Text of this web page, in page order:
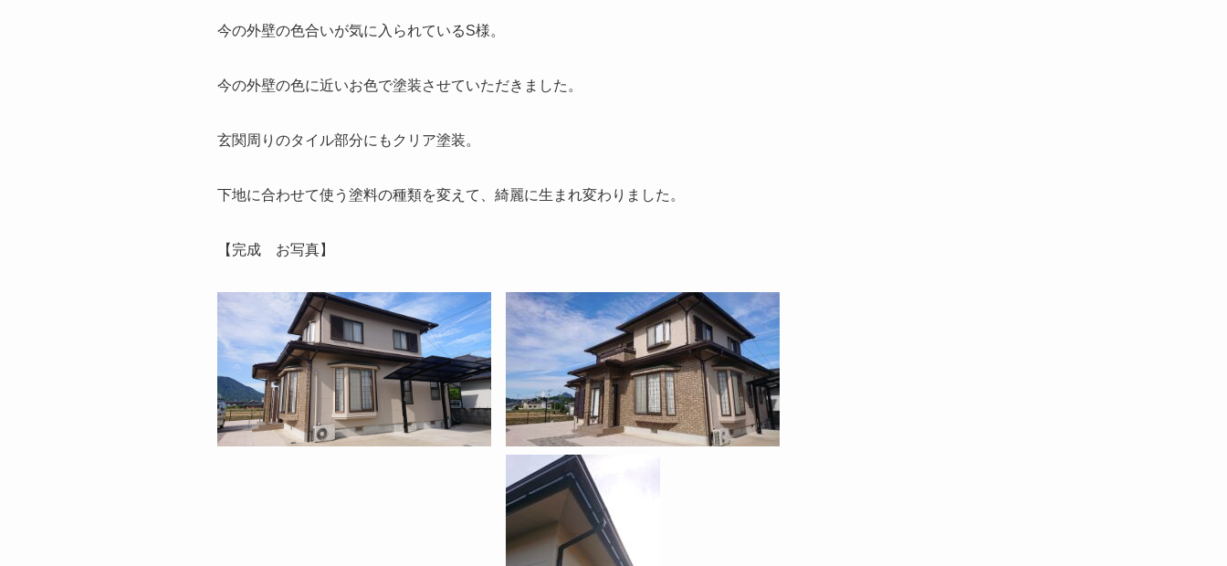
今の外壁の色合いが気に入られているS様。
今の外壁の色に近いお色で塗装させていただきました。
玄関周りのタイル部分にもクリア塗装。
下地に合わせて使う塗料の種類を変えて、綺麗に生まれ変わりました。
【完成 お写真】